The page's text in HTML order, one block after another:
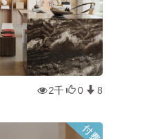
2千 0 8